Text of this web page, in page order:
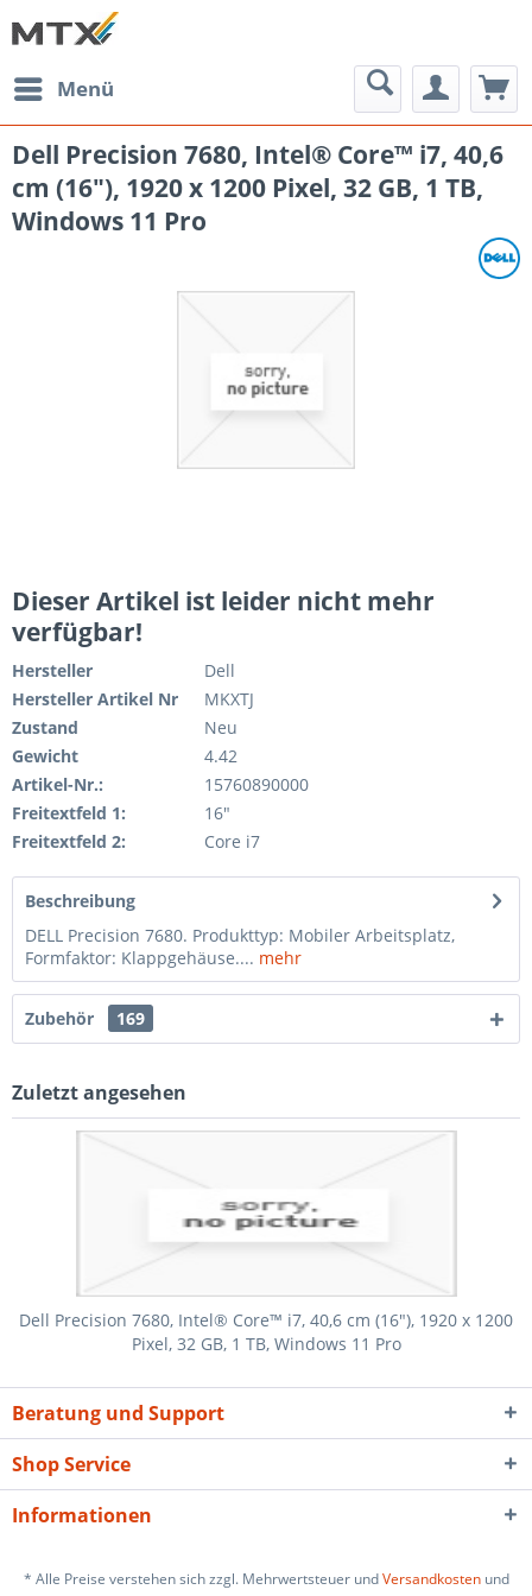
Menü
Dell Precision 7680, Intel® Core™ i7, 40,6
cm (16"), 1920 x 1200 Pixel, 32 GB, 1 TB,
Windows 11 Pro
Dieser Artikel ist leider nicht mehr
verfügbar!
Hersteller
Dell
Hersteller Artikel Nr
MKXTJ
Zustand
Neu
Gewicht
4.42
Artikel-Nr.:
15760890000
Freitextfeld 1:
16"
Freitextfeld 2:
Core i7
Beschreibung
DELL Precision 7680. Produkttyp: Mobiler Arbeitsplatz,
Formfaktor: Klappgehäuse.... mehr
Zubehör 169
Zuletzt angesehen
Dell Precision 7680, Intel® Core™ i7, 40,6 cm (16"), 1920 x 1200
Pixel, 32 GB, 1 TB, Windows 11 Pro
Beratung und Support
Shop Service
Informationen
* Alle Preise verstehen sich zzgl. Mehrwertsteuer undVersandkostenund